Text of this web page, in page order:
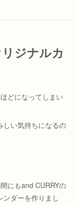
ジナルカ
どになってしまい
しい気持ちになるの
にもand CURRYの
ンダーを作りまし